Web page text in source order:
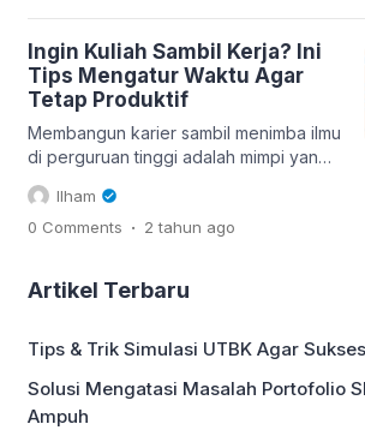
berlangsung. Nah jika kamu ingin
melakukannya juga, ada baiknya simak
dahulu tips kuliah sambil kerja. Berbeda
dengan masa sekolah, waktu dalam
perkuliahan cenderung lebih fleksibel.
[…]
Ingin Kuliah Sambil Kerja? Ini
Tips Mengatur Waktu Agar
Tetap Produktif
Membangun karier sambil menimba ilmu
di perguruan tinggi adalah mimpi yang
diidamkan banyak orang. Namun,
menyeimbangkan keduanya bukanlah
hal mudah. Bekerja dan kuliah secara
waktu yang cermat dan strategi yang
tepat. Kamu mungkin bertanya-tanya,
produktif dan tidak kewalahan?"
yang bisa kamu terapkan! […]
Ilham
0 Comments . 2 tahun ago
Artikel Terbaru
Tips & Trik Simulasi UTBK Agar
Solusi Mengatasi Masalah Portofolio
Ampuh